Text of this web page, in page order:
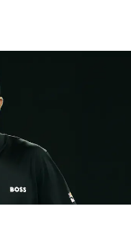
calcio 2026